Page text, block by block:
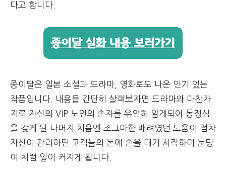
다고 합니다.
종이달은 일본 소설과 드라마, 영화로도 나온 인기 있는
작품입니다. 내용을 간단히 살펴보자면 드라마와 마찬가
지로 자신의 VIP 노인의 손자를 우연히 알게되어 동정심
을 갖게 된 나머지 처음엔 조그마한 배려였던 도움이 점차
자신이 관리하던 고객들의 돈에 손을 대기 시작하며 눈덩
이 처럼 일이 커지게 됩니다.